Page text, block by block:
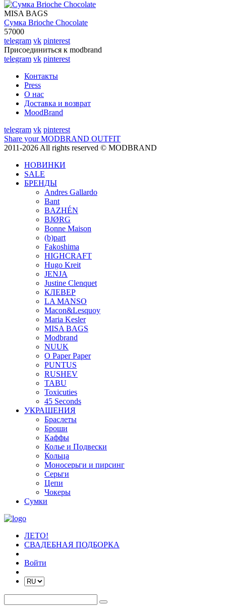
MISA BAGS
Сумка Brioche Chocolate
57000
telegram vk pinterest
Присоединиться к modbrand
telegram vk pinterest
Контакты
Press
О нас
Доставка и возврат
MoodBrand
telegram vk pinterest
Share your MODBRAND OUTFIT
2011-2026 All rights reserved © MODBRAND
НОВИНКИ
SALE
БРЕНДЫ
Andres Gallardo
Bant
BAZHÉN
BJØRG
Bonne Maison
(b)part
Fakoshima
HIGHCRAFT
Hugo Kreit
JENJA
Justine Clenquet
КЛЕВЕР
LA MANSO
Macon&Lesquoy
Maria Kesler
MISA BAGS
Modbrand
NUUK
O Paper Paper
PUNTUS
RUSHEV
TABU
Toxicuties
45 Seconds
УКРАШЕНИЯ
Браслеты
Броши
Каффы
Колье и Подвески
Кольца
Моносерьги и пирсинг
Серьги
Цепи
Чокеры
Сумки
ЛЕТО!
СВАДЕБНАЯ ПОДБОРКА
Войти